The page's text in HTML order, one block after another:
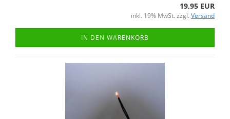
19,95 EUR
inkl. 19% MwSt. zzgl. Versand
IN DEN WARENKORB